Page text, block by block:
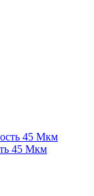
45 Мкм